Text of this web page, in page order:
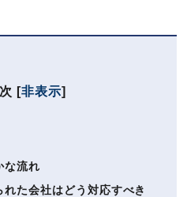
[非表示]
な流れ
た会社はどう対応すべき